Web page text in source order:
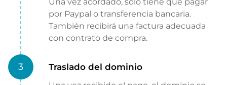
por Paypal o transferencia bancaria.
También recibirá una factura adecuada
con contrato de compra.
3 Traslado del dominio